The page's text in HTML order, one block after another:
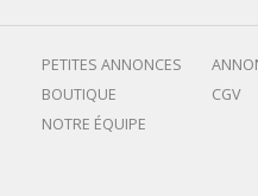
PETITES ANNONCES
BOUTIQUE
CGV
NOTRE ÉQUIPE